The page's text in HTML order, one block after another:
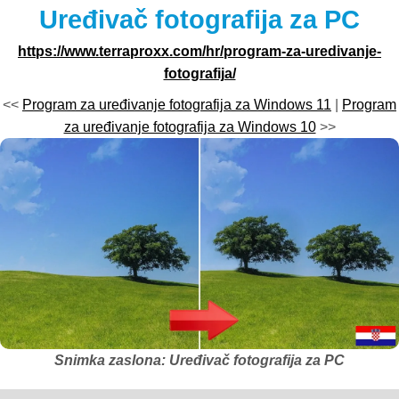
Uređivač fotografija za PC
https://www.terraproxx.com/hr/program-za-uredivanje-
fotografija/
<< Program za uređivanje fotografija za Windows 11
Program
za uređivanje fotografija za Windows 10>>
Snimka zaslona: Uređivač fotografija za PC